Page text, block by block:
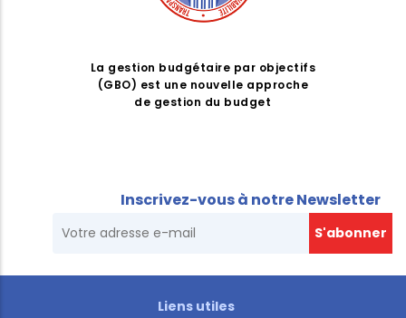
La gestion budgétaire par objectifs
(GBO) est une nouvelle approche
de gestion du budget
Inscrivez-vous à notre Newsletter
Liens utiles